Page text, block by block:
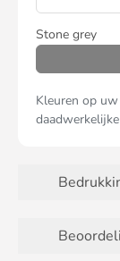
Stone grey
Kleuren op